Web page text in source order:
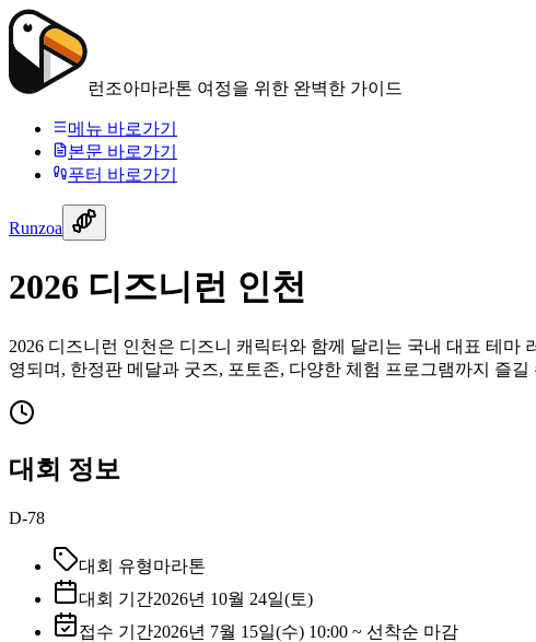
런조아마라톤 여정을 위한 완벽한 가이드
메뉴 바로가기
본문 바로가기
푸터 바로가기
Runzoa
2026 디즈니런 인천
2026 디즈니런 인천은 디즈니 캐릭터와 함께 달리는 국내 대표 테
영되며, 한정판 메달과 굿즈, 포토존, 다양한 체험 프로그램까지 즐
대회 정보
D-78
대회 유형마라톤
대회 기간2026년 10월 24일(토)
접수 기간2026년 7월 15일(수) 10:00 ~ 선착순 마감